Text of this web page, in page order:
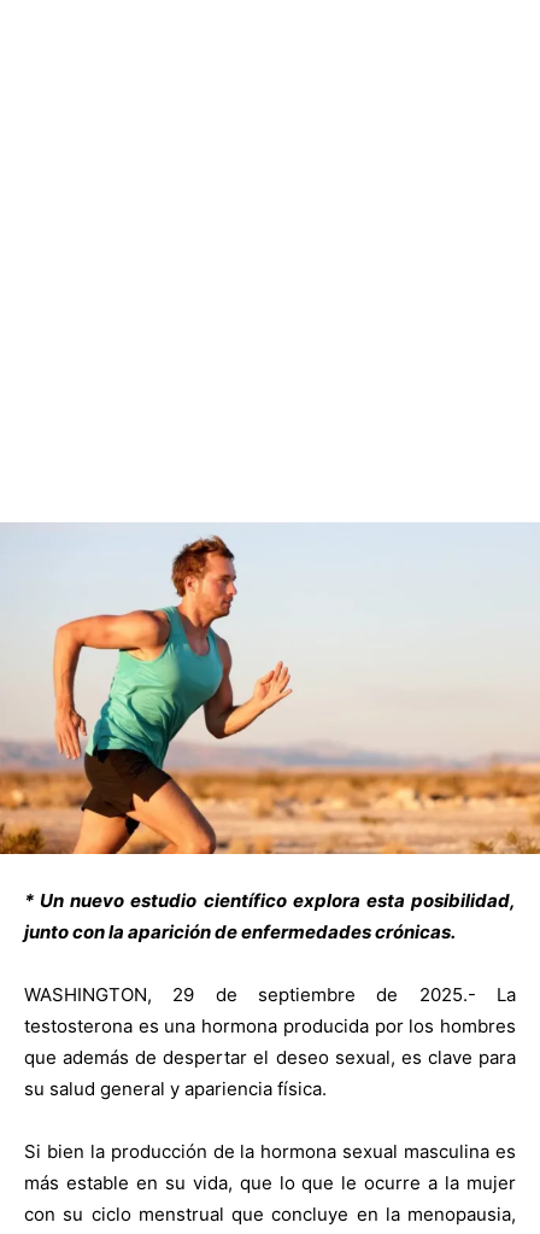
* Un nuevo estudio científico explora esta posibilidad,
junto con la aparición de enfermedades crónicas.
WASHINGTON, 29 de septiembre de 2025.- La
testosterona es una hormona producida por los hombres
que además de despertar el deseo sexual, es clave para
su salud general y apariencia física.
Si bien la producción de la hormona sexual masculina es
más estable en su vida, que lo que le ocurre a la mujer
con su ciclo menstrual que concluye en la menopausia,